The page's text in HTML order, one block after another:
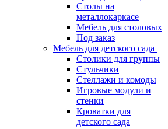
Столы на
металлокаркасе
Мебель для столовых
Под заказ
Мебель для детского сада
Столики для группы
Стульчики
Стеллажи и комоды
Игровые модули и
стенки
Кроватки для
детского сада